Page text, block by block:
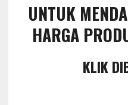
UNTUK
HARGA
KLIK